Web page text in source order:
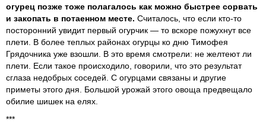
огурец позже тоже полагалось как можно быстрее сорвать
и закопать в потаенном месте. Считалось, что если кто-то
посторонний увидит первый огурчик — то вскоре пожухнут все
плети. В более теплых районах огурцы ко дню Тимофея
Грядочника уже взошли. В это время смотрели: не желтеют ли
плети. Если такое происходило, говорили, что это результат
сглаза недобрых соседей. С огурцами связаны и другие
приметы этого дня. Большой урожай этого овоща предвещало
обилие шишек на елях.
***